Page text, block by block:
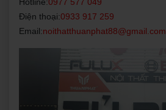
Hotline:0977 577 049
Điện thoại:0933 917 259
Email:noithatthuanphat88@gmail.com